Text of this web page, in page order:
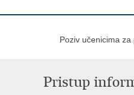
Poziv učenicima
Pristup